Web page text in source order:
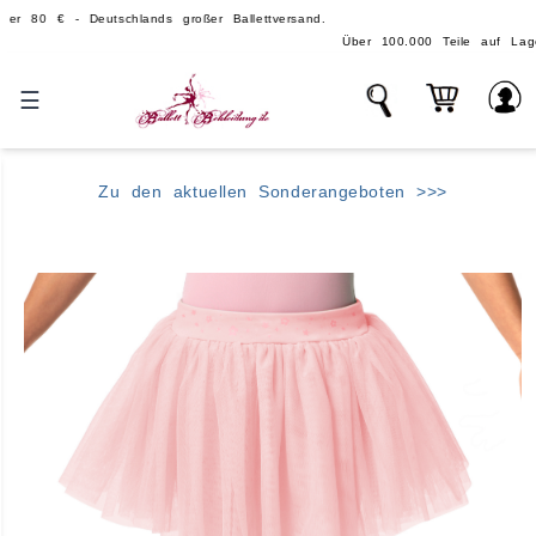
€ - Deutschlands großer Ballettversand.
Über 100.000 Teile auf Lager -
☰
Zu den aktuellen Sonderangeboten >>>